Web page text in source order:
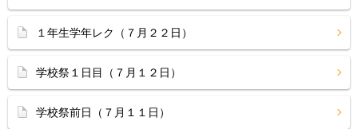
１年生学年レク（７月２２日）
学校祭１日目（７月１２日）
学校祭前日（７月１１日）